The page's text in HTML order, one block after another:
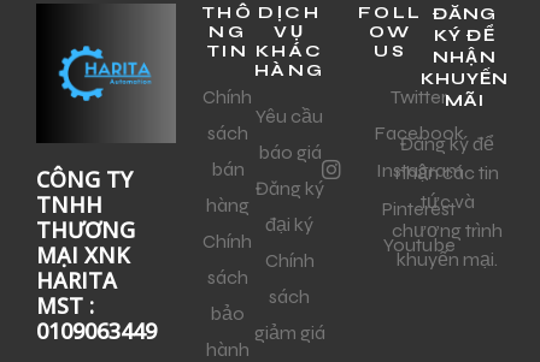
CÔNG TY
TNHH
THƯƠNG
MẠI XNK
HARITA
MST :
0109063449
THÔ
NG
TIN
Chính
sách
bán
hàng
Chính
sách
bảo
hành
DỊCH
VỤ
KHÁC
HÀNG
Yêu cầu
báo giá
Đăng ký
đại ký
Chính
sách
giảm giá
FOLL
OW
US
Twitter
Facebook
Instagram
Pinterest
Youtube
ĐĂNG
KÝ ĐỂ
NHẬN
KHUYẾN
MÃI
Đăng ký để
nhận các tin
tức và
chương trình
khuyến mại.